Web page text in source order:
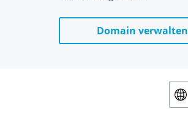
Domain verwalten